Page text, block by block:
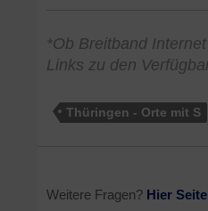
*Ob Breitband
Links zu den
Thüringen - Orte mit S
Weitere Fragen? Hier